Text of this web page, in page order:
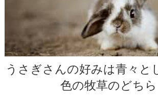
うさぎさんの好みは青々と
色の牧草のどちら